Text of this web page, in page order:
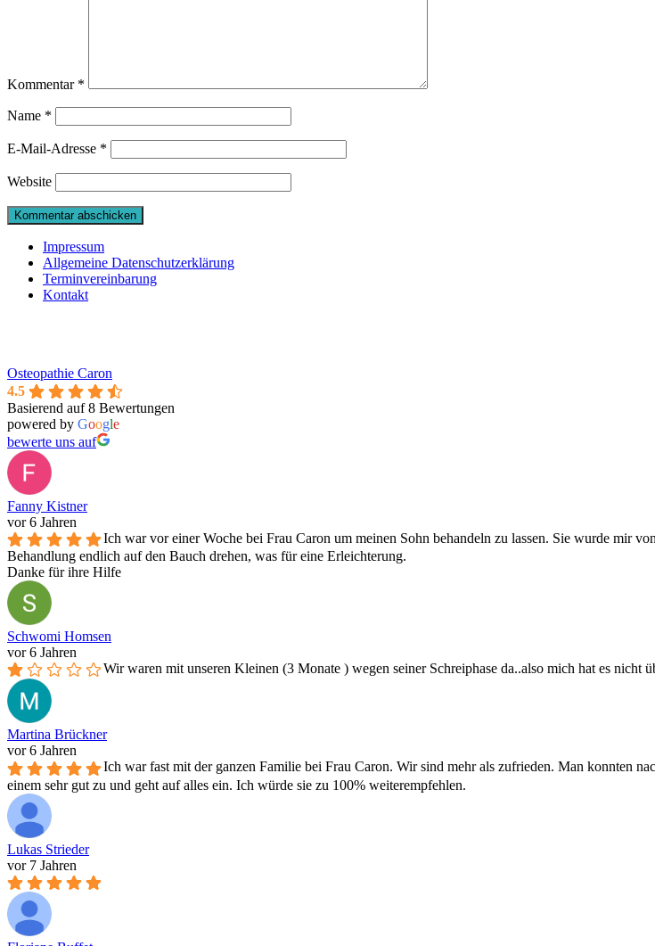
Kommentar *
Name *
E-Mail-Adresse *
Website
Impressum
Allgemeine Datenschutzerklärung
Terminvereinbarung
Kontakt
Osteopathie Caron
4.5
Basierend auf 8 Bewertungen
powered by Google
bewerte uns auf
Fanny Kistner
vor 6 Jahren
Ich war vor einer Woche bei Frau Caron um meinen Sohn behandeln zu lassen. Sie wurde mir
Behandlung endlich auf den Bauch drehen, was für eine Erleichterung.
Danke für ihre Hilfe
Schwomi Homsen
vor 6 Jahren
Wir waren mit unseren Kleinen (3 Monate ) wegen seiner Schreiphase da..also mich hat es nicht
Martina Brückner
vor 6 Jahren
Ich war fast mit der ganzen Familie bei Frau Caron. Wir sind mehr als zufrieden. Man konnten
einem sehr gut zu und geht auf alles ein. Ich würde sie zu 100% weiterempfehlen.
Lukas Strieder
vor 7 Jahren